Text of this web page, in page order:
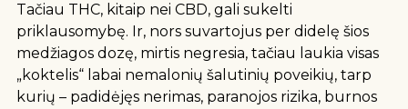
Tačiau THC, kitaip nei CBD, gali sukelti
priklausomybę. Ir, nors suvartojus per didelę šios
medžiagos dozę, mirtis negresia, tačiau laukia visas
„koktelis“ labai nemalonių šalutinių poveikių, tarp
kurių – padidėjęs nerimas, paranojos rizika, burnos